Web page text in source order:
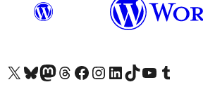
Acessar nossa conta do X (antigo Twitter)
Acessar nossa conta do Bluesky
Acessar nossa conta do Mastodon
Acessar nossa conta do Threads
Acessar nossa página do Facebook
Acessar nossa conta do Instagram
Acessar nossa conta do LinkedIn
Acessar nossa conta do TikTok
Acessar nosso canal do YouTube
Acessar nossa conta no Tumblr